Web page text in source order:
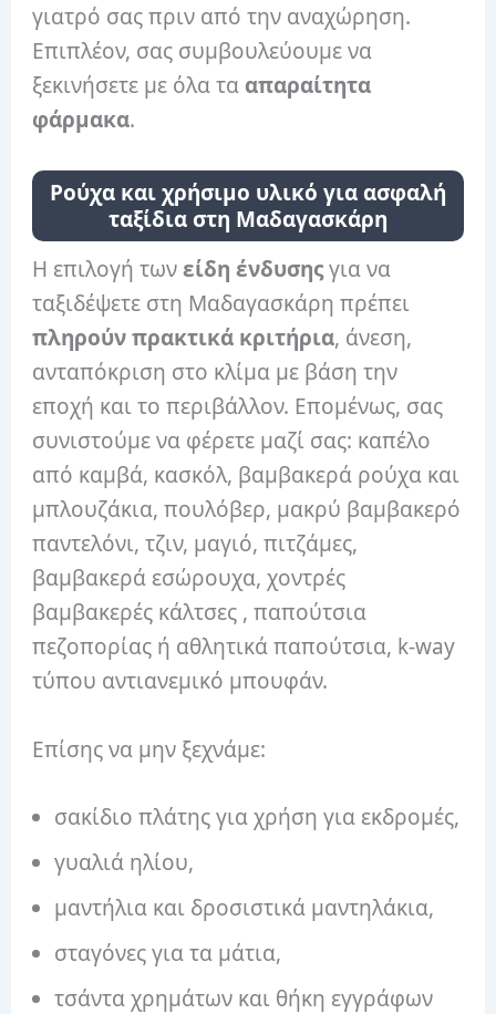
γιατρό σας πριν από την αναχώρηση.
Επιπλέον, σας συμβουλεύουμε να
ξεκινήσετε με όλα τα απαραίτητα
φάρμακα.
Ρούχα και χρήσιμο υλικό για ασφαλή
ταξίδια στη Μαδαγασκάρη
Η επιλογή τωνείδη ένδυσηςγια να
ταξιδέψετε στη Μαδαγασκάρη πρέπει
πληρούν πρακτικά κριτήρια, άνεση,
ανταπόκριση στο κλίμα με βάση την
εποχή και το περιβάλλον. Επομένως, σας
συνιστούμε να φέρετε μαζί σας: καπέλο
από καμβά, κασκόλ, βαμβακερά ρούχα και
μπλουζάκια, πουλόβερ, μακρύ βαμβακερό
παντελόνι, τζιν, μαγιό, πιτζάμες,
βαμβακερά εσώρουχα, χοντρές
βαμβακερές κάλτσες , παπούτσια
πεζοπορίας ή αθλητικά παπούτσια, k-way
τύπου αντιανεμικό μπουφάν.
Επίσης να μην ξεχνάμε:
σακίδιο πλάτης για χρήση για εκδρομές,
γυαλιά ηλίου,
μαντήλια και δροσιστικά μαντηλάκια,
σταγόνες για τα μάτια,
τσάντα χρημάτων και θήκη εγγράφων